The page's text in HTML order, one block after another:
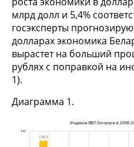
млрд долл и 5,4%
госэксперты
долларах экономика
вырастет на больший
рублях с поправкой на
1).
Диаграмма 1.